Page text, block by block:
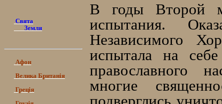
Свята
Земля
Афон
Велика Британія
Греція
В годы Второй
испытания.
Независимого
испытала на
православного
многие